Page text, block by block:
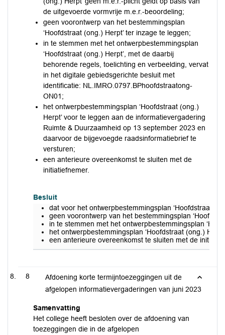
de uitgevoerde vormvrije m.e.r.-beoordeling;
geen voorontwerp van het bestemmingsplan
‘Hoofdstraat (ong.) Herpt’ ter inzage te leggen;
in te stemmen met het ontwerpbestemmingsplan
‘Hoofdstraat (ong.) Herpt’, met de daarbij
behorende regels, toelichting en verbeelding, vervat
in het digitale gebiedsgerichte besluit met
identificatie: NL.IMRO.0797.BPhoofdstraatong-
ON01;
het ontwerpbestemmingsplan ‘Hoofdstraat (ong.)
Herpt’ voor te leggen aan de informatievergadering
Ruimte & Duurzaamheid op 13 september 2023 en
daarvoor de bijgevoegde raadsinformatiebrief te
versturen;
een anterieure overeenkomst te sluiten met de
initiatiefnemer.
Besluit
dat voor het ontwerpbestemmingsplan ‘Hoofdstraat
geen voorontwerp van het bestemmingsplan
in te stemmen met het ontwerpbestemmingsplan
het ontwerpbestemmingsplan ‘Hoofdstraat (ong.)
een anterieure overeenkomst te sluiten met de
8
Afdoening korte termijntoezeggingen uit de
afgelopen informatievergaderingen van juni 2023
Samenvatting
Het college heeft besloten over de afdoening van
toezeggingen die in de afgelopen